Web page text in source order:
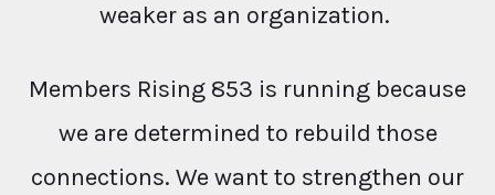
weaker as an organization.
Members Rising 853 is running because
we are determined to rebuild those
connections. We want to strengthen our